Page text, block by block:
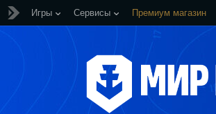
Игры Сервисы Премиум магазин